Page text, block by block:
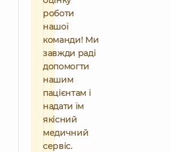
роботи
нашої
команди! Ми
завжди раді
допомогти
нашим
пацієнтам і
надати їм
якісний
медичний
сервіс.